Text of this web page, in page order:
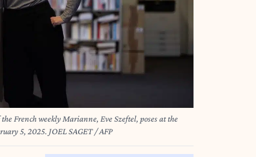
French weekly Marianne, Eve Szeftel, poses at the
newspaper's headquarters in Paris, on February 5, 2025. JOEL SAGET / AFP